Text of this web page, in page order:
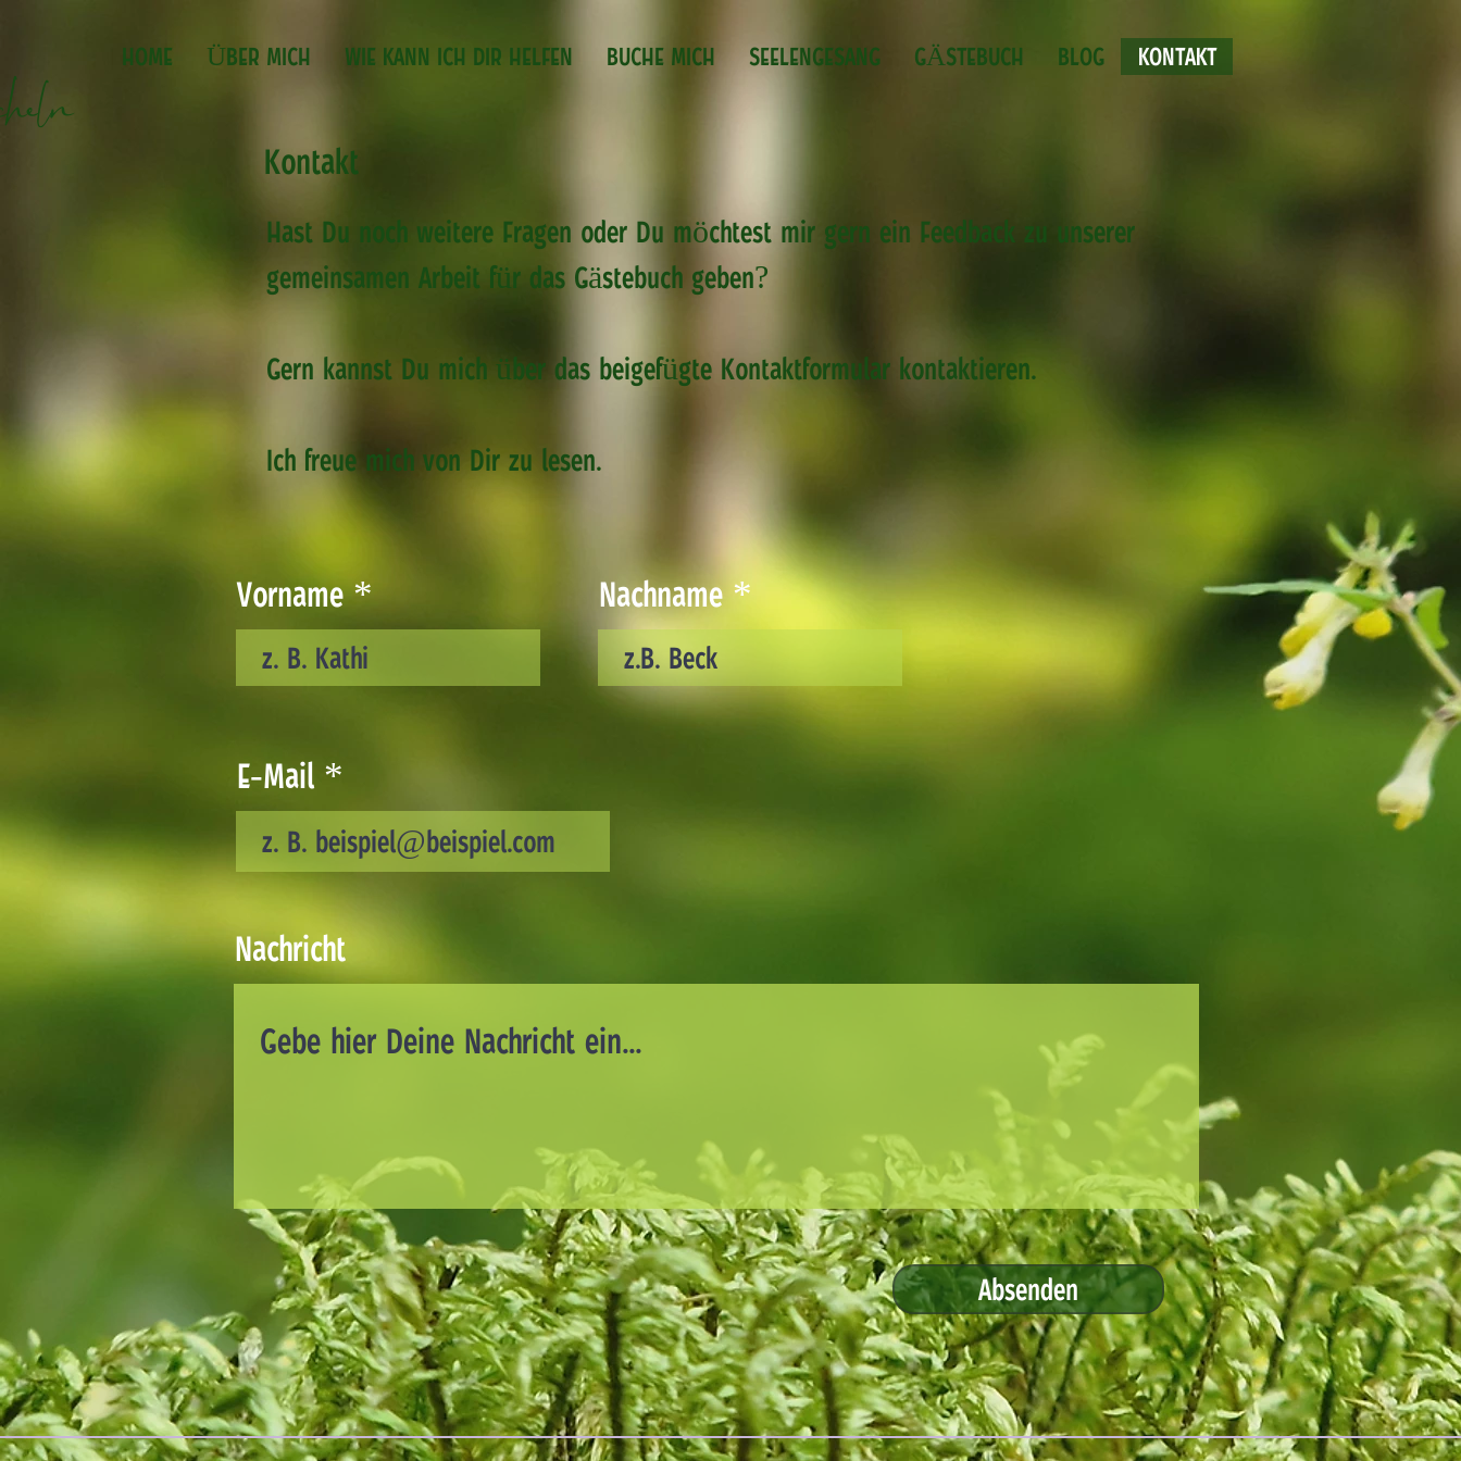
HOME ÜBER MICH WIE KANN ICH DIR HELFEN BUCHE MICH SEELENGESANG GÄSTEBUCH BLOG KONTAKT
Kontakt
Hast Du noch weitere Fragen oder Du möchtest mir gern ein Feedback zu unserer
gemeinsamen Arbeit für das Gästebuch geben?
Gern kannst Du mich über das beigefügte Kontaktformular kontaktieren.
Ich freue mich von Dir zu lesen.
Vorname Nachname
E-Mail
Nachricht
Absenden